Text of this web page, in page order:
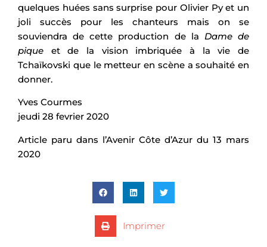
quelques huées sans surprise pour Olivier Py et un
joli succès pour les chanteurs mais on se
souviendra de cette production de la Dame de
pique et de la vision imbriquée à la vie de
Tchaïkovski que le metteur en scène a souhaité en
donner.
Yves Courmes
jeudi 28 fevrier 2020
Article paru dans l’Avenir Côte d’Azur du 13 mars
2020
Imprimer